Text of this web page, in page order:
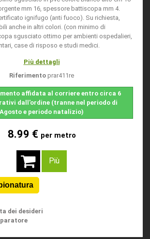
mm 16, spessore battiscopa mm 4.
ignifugo (anti fuoco). Su richiesta,
anche in altri colori. (con minimo di
sgusciato ottimo per ambienti ospedalieri,
case di risposo e studi medici.
Più dettagli
Riferimento prar411re
affidata al corriere entro circa 6
dall'ordine (tranne nel periodo di
Agosto e periodo natalizio)
8.99 € per metro
Più
dei desideri